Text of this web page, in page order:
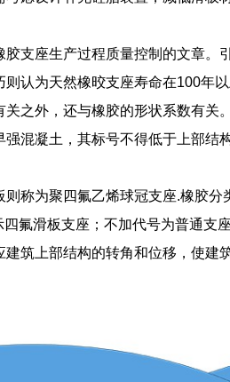
支座生产过程质量控制的文章。
认为天然橡晈支座寿命在100年以
之外，还与橡胶的形状系数有关
混凝土，其标号不得低于上部结
称为聚四氟乙烯球冠支座.橡胶分
氟滑板支座；不加代号为普通支座
筑上部结构的转角和位移，使建